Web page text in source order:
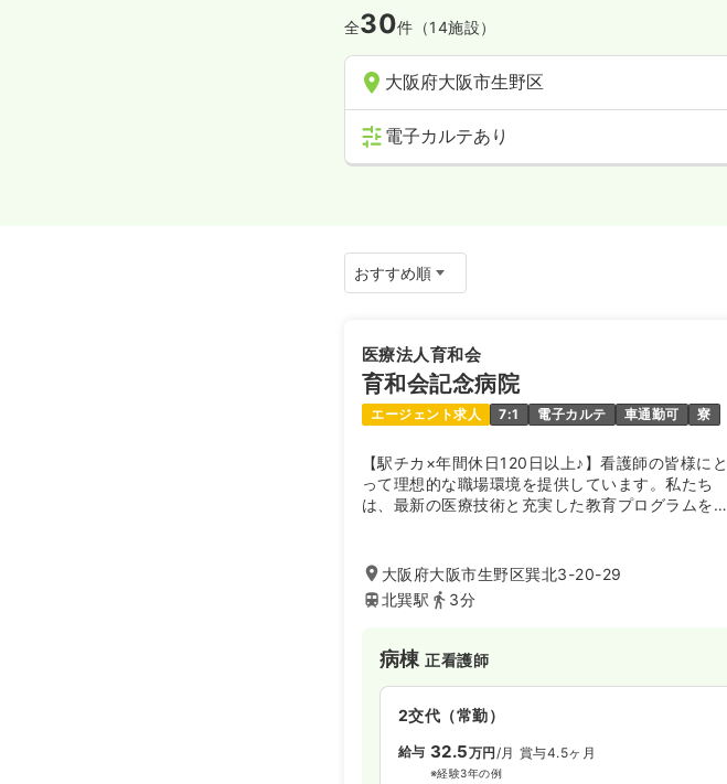
全30件（14施設）
大阪府大阪市生野区
電子カルテあり
医療法人育和会
育和会記念病院
エージェント求人 7:1 電子カルテ 車通勤可 寮
【駅チカ×年間休日120日以上♪】看護師の皆様にと
って理想的な職場環境を提供しています。私たち
は、最新の医療技術と充実した教育プログラムを通
り添うケアを大切にしています。働きやすい環境と
充実した福利厚生で、あなたのキャリアを次のステ
ージへと導きます。
大阪府大阪市生野区巽北3-20-29
北巽駅
3分
病棟正看護師
2交代（常勤）
給与 32.5万円/月 賞与4.5ヶ月
※経験3年の例